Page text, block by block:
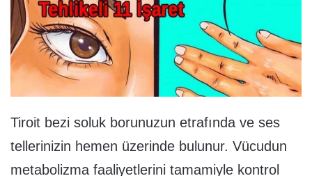
Tiroit bezi soluk borunuzun etrafında ve ses
tellerinizin hemen üzerinde bulunur. Vücudun
metabolizma faaliyetlerini tamamiyle kontrol